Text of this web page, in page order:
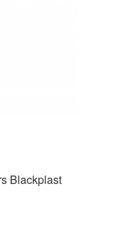
Blackplast